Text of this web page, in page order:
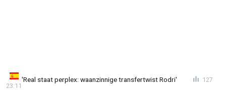
'Real staat perplex: waanzinnige transfertwist Rodri'
23:11
127